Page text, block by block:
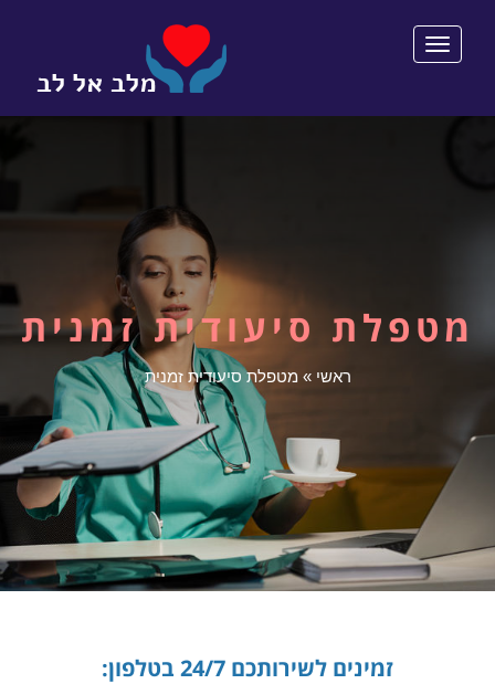
תפריט
מטפלת סיעודית זמנית
ראשי » מטפלת סיעודית זמנית
זמינים לשירותכם 24/7 בטלפון: